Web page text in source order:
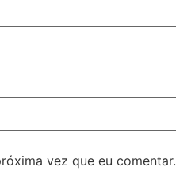
vez que eu comentar.